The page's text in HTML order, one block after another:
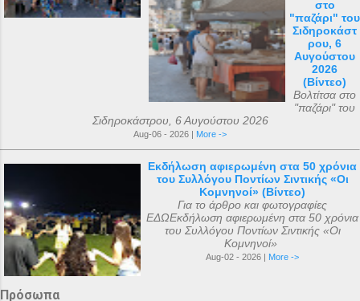
στο
"παζάρι" του
Σιδηροκάστ
ρου, 6
Αυγούστου
2026
(Βίντεο)
Βολτίτσα στο
"παζάρι" του
Σιδηροκάστρου, 6 Αυγούστου 2026
Aug-06 - 2026 | More ->
Εκδήλωση αφιερωμένη στα 50 χρόνια
του Συλλόγου Ποντίων Σιντικής «Οι
Κομνηνοί» (Βίντεο)
Για το άρθρο και φωτογραφίες
ΕΔΩΕκδήλωση αφιερωμένη στα 50 χρόνια
του Συλλόγου Ποντίων Σιντικής «Οι
Κομνηνοί»
Aug-02 - 2026 | More ->
Πρόσωπα